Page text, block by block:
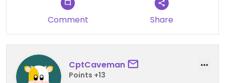
during summer time. Happy
summer😄
Comment Share
CptCaveman
Points +13